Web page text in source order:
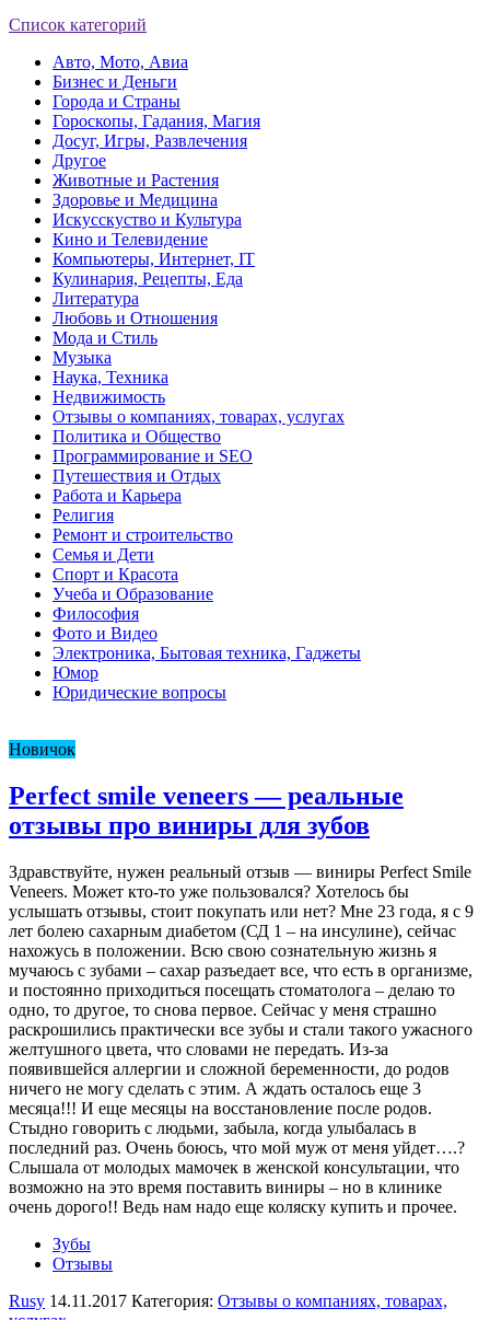
Список категорий
Авто, Мото, Авиа
Бизнес и Деньги
Города и Страны
Гороскопы, Гадания, Магия
Досуг, Игры, Развлечения
Другое
Животные и Растения
Здоровье и Медицина
Искусскуство и Культура
Кино и Телевидение
Компьютеры, Интернет, IT
Кулинария, Рецепты, Еда
Литература
Любовь и Отношения
Мода и Стиль
Музыка
Наука, Техника
Недвижимость
Отзывы о компаниях, товарах, услугах
Политика и Общество
Программирование и SEO
Путешествия и Отдых
Работа и Карьера
Религия
Ремонт и строительство
Семья и Дети
Спорт и Красота
Учеба и Образование
Философия
Фото и Видео
Электроника, Бытовая техника, Гаджеты
Юмор
Юридические вопросы
Новичок
Perfect smile veneers — реальные
отзывы про виниры для зубов
Здравствуйте, нужен реальный отзыв — виниры Perfect Smile
Veneers. Может кто-то уже пользовался? Хотелось бы
услышать отзывы, стоит покупать или нет? Мне 23 года, я с 9
лет болею сахарным диабетом (СД 1 – на инсулине), сейчас
нахожусь в положении. Всю свою сознательную жизнь я
мучаюсь с зубами – сахар разъедает все, что есть в организме,
и постоянно приходиться посещать стоматолога – делаю то
одно, то другое, то снова первое. Сейчас у меня страшно
раскрошились практически все зубы и стали такого ужасного
желтушного цвета, что словами не передать. Из-за
появившейся аллергии и сложной беременности, до родов
ничего не могу сделать с этим. А ждать осталось еще 3
месяца!!! И еще месяцы на восстановление после родов.
Стыдно говорить с людьми, забыла, когда улыбалась в
последний раз. Очень боюсь, что мой муж от меня уйдет….?
Слышала от молодых мамочек в женской консультации, что
возможно на это время поставить виниры – но в клинике
очень дорого!! Ведь нам надо еще коляску купить и прочее.
Зубы
Отзывы
Rusy 14.11.2017 Категория: Отзывы о компаниях, товарах,